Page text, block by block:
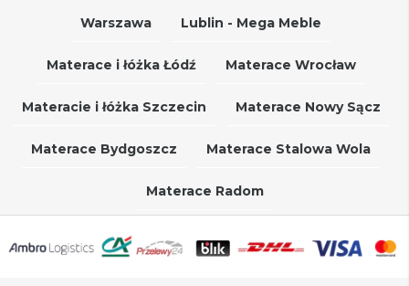
Warszawa Lublin - Mega Meble
Materace i łóżka Łódź Materace Wrocław
Materacie i łóżka Szczecin Materace Nowy Sącz
Materace Bydgoszcz Materace Stalowa Wola
Materace Radom